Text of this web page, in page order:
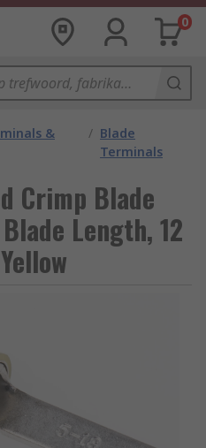
0
&
/ Blade
Terminals
Crimp Blade
Length, 12